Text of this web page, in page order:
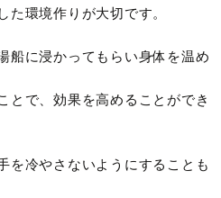
た環境作りが大切です。
船に浸かってもらい身体を温め
とで、効果を高めることができ
を冷やさないようにすることも